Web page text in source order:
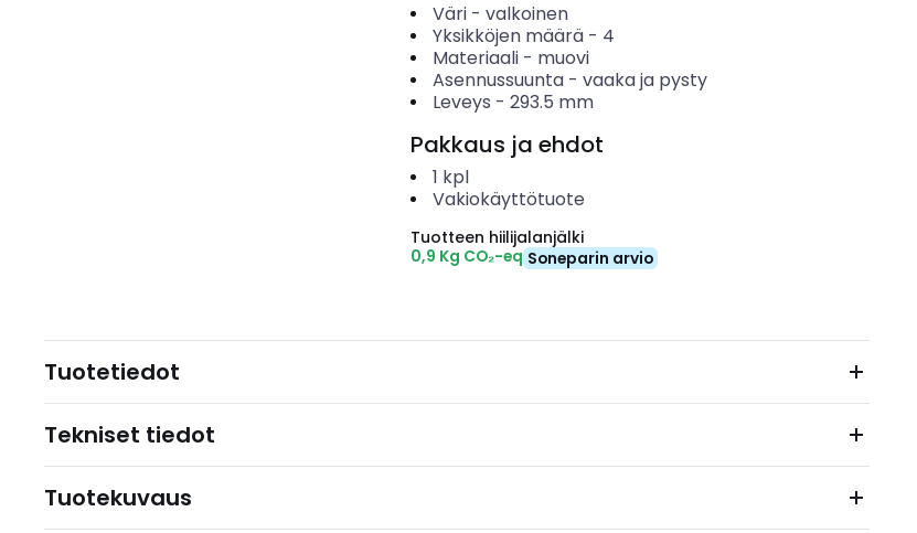
Väri- valkoinen
Yksikköjen määrä- 4
Materiaali- muovi
Asennussuunta- vaaka ja pysty
Leveys - 293.5 mm
Pakkaus ja ehdot
1 kpl
Vakiokäyttötuote
Tuotteen hiilijalanjälki
0,9 Kg CO₂-eq Soneparin arvio
Tuotetiedot
Tekniset tiedot
Tuotekuvaus